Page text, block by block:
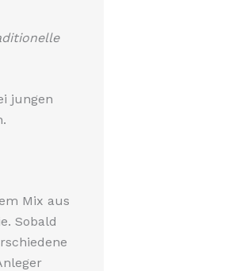
jungen
Mix aus
Sobald